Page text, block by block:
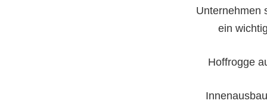
Unternehmen
ein
Hoffrogge